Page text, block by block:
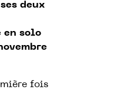
deux
en solo
fois